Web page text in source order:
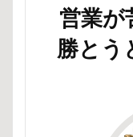
営業が
勝とう